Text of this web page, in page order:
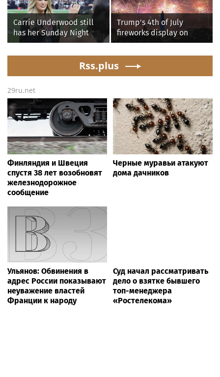
Carrie Underwood still
has her Sunday Night
Football fastball,
Baywatch Livvy Dunne!
Trump's 4th of July
fireworks display on
National Mall confirmed
Rss.plus
29ru.net
Финляндия и Швеция
спустя 38 лет возобновят
железнодорожное
сообщение
Черные муравьи атакуют
дома дачников
Ульянов: Обвинения в
адрес России показывают
неуважение властей
Франции к народу
Суд начал рассматривать
дело о взятке бывшего
топ-менеджера
«Ростелекома»